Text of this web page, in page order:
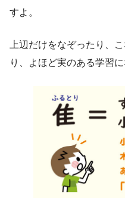
すよ。
上辺だけをなぞったり、
り、よほど実のある学習に